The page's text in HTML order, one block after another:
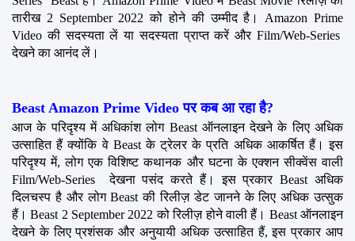
तारीख 2 September 2022 को होने की उम्मीद है। Amazon Prime
Video की सदस्यता लें या सदस्यता प्राप्त करें और Film/Web-Series
देखने का आनंद लें।
Beast Amazon Prime Video पर कब आ रहा है?
आज के परिदृश्य में अधिकांश लोग Beast ऑनलाइन देखने के लिए अधिक
उत्साहित हैं क्योंकि वे Beast के ट्रेलर के प्रति अधिक आकर्षित हैं। इस
परिदृश्य में, लोग एक विशिष्ट कथानक और घटना के एक्शन सीक्वेंस वाली
Film/Web-Series  देखना पसंद करते हैं। इस प्रकार Beast अधिक
दिलचस्प है और लोग Beast की रिलीज़ डेट जानने के लिए अधिक उत्सुक
हैं। Beast 2 September 2022 को रिलीज़ होने वाली हैं। Beast ऑनलाइन
देखने के लिए प्रशंसक और अनुयायी अधिक उत्साहित हैं, इस प्रकार आप